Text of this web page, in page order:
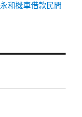
和機車借款民間